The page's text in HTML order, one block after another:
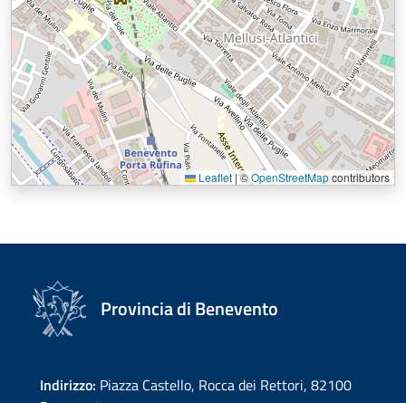
Leaflet |©OpenStreetMapcontributors
Provincia di Benevento
Indirizzo: Piazza Castello, Rocca dei Rettori, 82100